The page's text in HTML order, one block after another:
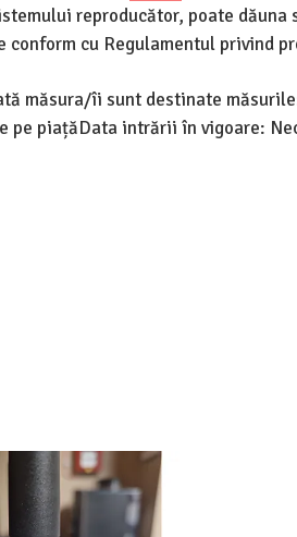
reproducător, poate
cu Regulamentul privind
măsura/îi sunt destinate
pe piațăData intrării în vigoare: